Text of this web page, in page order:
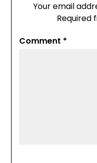
Your email
Required
Comment *